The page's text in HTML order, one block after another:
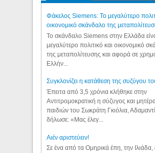
Φάκελος Siemens: Το μεγαλύτερο
οικονομικό σκάνδαλο της
Το σκάνδαλο Siemens στην Ελλάδα
μεγαλύτερο πολιτικό και οικονομικό
της μεταπολίτευσης και αφορά σε
Ελλήν...
Συγκλονίζει η κατάθεση της συζύγου
Έπειτα από 3,5 χρόνια κλήθηκε στην
Αντιτρομοκρατική η σύζυγος και
παιδιών του Σωκράτη Γκιόλια,
δήλωσε: «Μας έλεγ...
Aιέν αριστεύειν!
Σε ένα από τα Ομηρικά έπη, την Ιλιάδα,